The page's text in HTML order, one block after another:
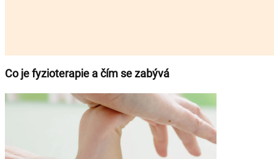
Co je fyzioterapie a čím se zabývá